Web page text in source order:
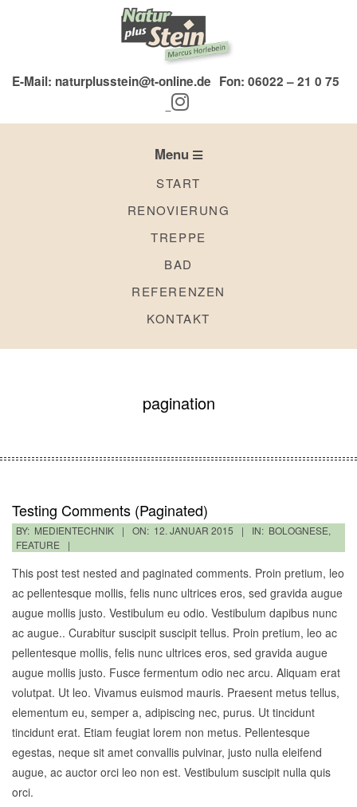
E-Mail: naturplusstein@t-online.de Fon: 06022 – 21 0 75
Menu
START
RENOVIERUNG
TREPPE
BAD
REFERENZEN
KONTAKT
pagination
Testing Comments (Paginated)
2015-
01-
12
BY: MEDIENTECHNIK ON: 12. JANUAR 2015 IN: BOLOGNESE,
FEATURE
This post test nested and paginated comments. Proin pretium, leo
ac pellentesque mollis, felis nunc ultrices eros, sed gravida augue
augue mollis justo. Vestibulum eu odio. Vestibulum dapibus nunc
ac augue.. Curabitur suscipit suscipit tellus. Proin pretium, leo ac
pellentesque mollis, felis nunc ultrices eros, sed gravida augue
augue mollis justo. Fusce fermentum odio nec arcu. Aliquam erat
volutpat. Ut leo. Vivamus euismod mauris. Praesent metus tellus,
elementum eu, semper a, adipiscing nec, purus. Ut tincidunt
tincidunt erat. Etiam feugiat lorem non metus. Pellentesque
egestas, neque sit amet convallis pulvinar, justo nulla eleifend
augue, ac auctor orci leo non est. Vestibulum suscipit nulla quis
orci.